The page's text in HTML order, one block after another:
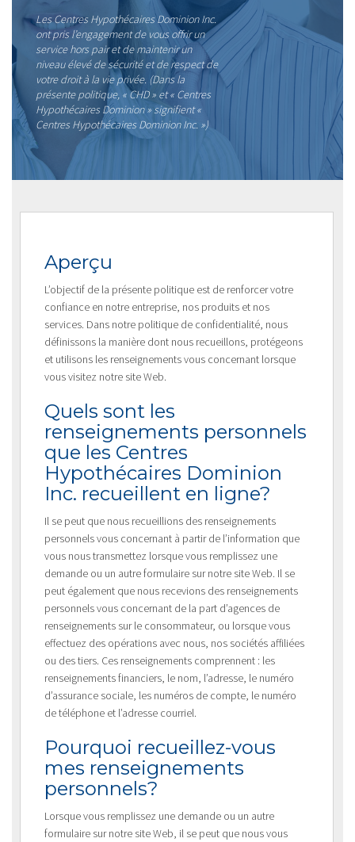
Les Centres Hypothécaires Dominion Inc.
ont pris l’engagement de vous offrir un
service hors pair et de maintenir un
niveau élevé de sécurité et de respect de
votre droit à la vie privée. (Dans la
présente politique, « CHD » et « Centres
Hypothécaires Dominion » signifient «
Centres Hypothécaires Dominion Inc. »)
Aperçu
L’objectif de la présente politique est de renforcer votre
confiance en notre entreprise, nos produits et nos
services. Dans notre politique de confidentialité, nous
définissons la manière dont nous recueillons, protégeons
et utilisons les renseignements vous concernant lorsque
vous visitez notre site Web.
Quels sont les
renseignements personnels
que les Centres
Hypothécaires Dominion
Inc. recueillent en ligne?
Il se peut que nous recueillions des renseignements
personnels vous concernant à partir de l’information que
vous nous transmettez lorsque vous remplissez une
demande ou un autre formulaire sur notre site Web. Il se
peut également que nous recevions des renseignements
personnels vous concernant de la part d’agences de
renseignements sur le consommateur, ou lorsque vous
effectuez des opérations avec nous, nos sociétés affiliées
ou des tiers. Ces renseignements comprennent : les
renseignements financiers, le nom, l’adresse, le numéro
d’assurance sociale, les numéros de compte, le numéro
de téléphone et l’adresse courriel.
Pourquoi recueillez-vous
mes renseignements
personnels?
Lorsque vous remplissez une demande ou un autre
formulaire sur notre site Web, il se peut que nous vous